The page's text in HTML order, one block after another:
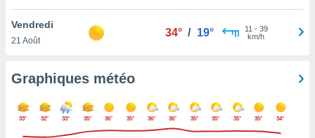
que
sur le
que
ne
Vendredi
21 Août
34° / 19° 11 - 39
km/h
Graphiques météo
33° 32° 33° 35° 36° 35° 36° 36° 35° 35° 35° 35° 34°